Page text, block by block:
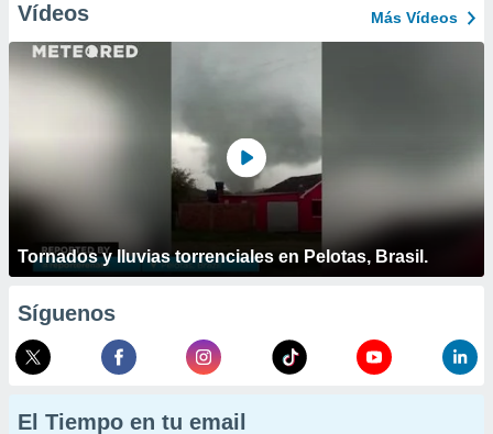
Vídeos Más Vídeos
Tornados y lluvias torrenciales en Pelotas, Brasil.
Síguenos
El Tiempo en tu email